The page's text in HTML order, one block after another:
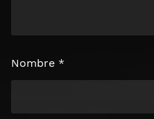
Nombre *